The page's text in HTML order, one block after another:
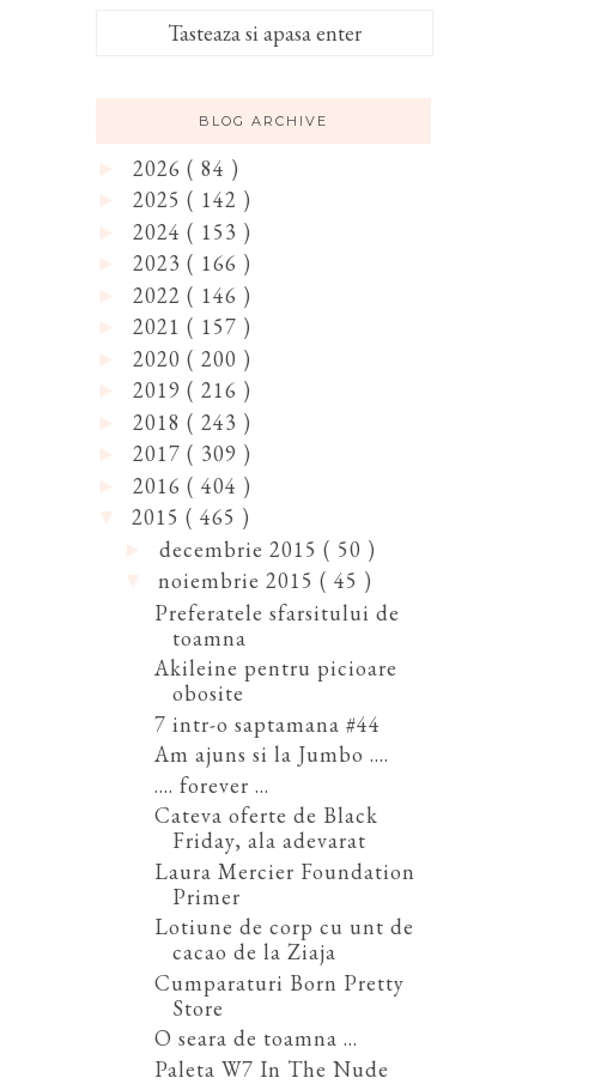
BLOG ARCHIVE
2026 ( 84 )
2025 ( 142 )
2024 ( 153 )
2023 ( 166 )
2022 ( 146 )
2021 ( 157 )
2020 ( 200 )
2019 ( 216 )
2018 ( 243 )
2017 ( 309 )
2016 ( 404 )
2015 ( 465 )
decembrie 2015 ( 50 )
noiembrie 2015 ( 45 )
Preferatele sfarsitului de
toamna
Akileine pentru picioare
obosite
7 intr-o saptamana #44
Am ajuns si la Jumbo ....
.... forever ...
Cateva oferte de Black
Friday, ala adevarat
Laura Mercier Foundation
Primer
Lotiune de corp cu unt de
cacao de la Ziaja
Cumparaturi Born Pretty
Store
O seara de toamna ...
Paleta W7 In The Nude